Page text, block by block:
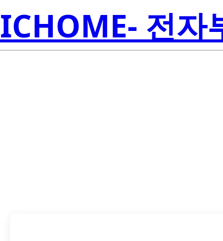
ICHOME- 전자